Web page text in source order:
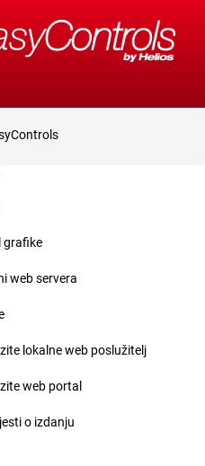
grafike
web servera
lokalne web poslužitelj
web portal
o izdanju